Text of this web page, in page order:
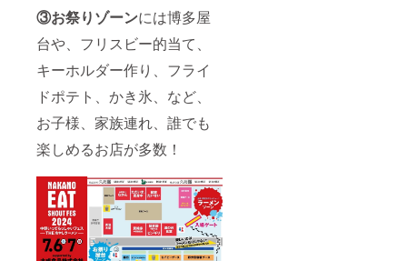
③お祭りゾーンには博多屋
台や、フリスビー的当て、
キーホルダー作り、フライ
ドポテト、かき氷、など、
お子様、家族連れ、誰でも
楽しめるお店が多数！